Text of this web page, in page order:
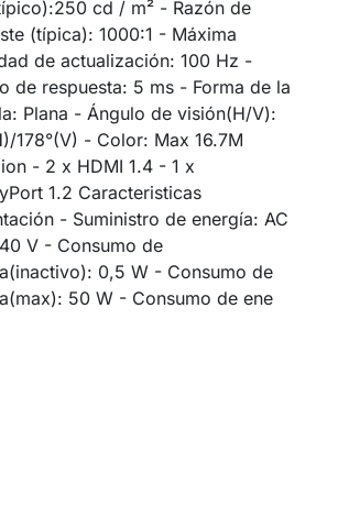
cd / m² - Razón de
(típica): 1000:1 - Máxima
de actualización: 100 Hz -
de respuesta: 5 ms - Forma de la
Plana - Ángulo de visión(H/V):
178°(V) - Color: Max 16.7M
- 2 x HDMI 1.4 - 1 x
1.2 Caracteristicas
- Suministro de energía: AC
V - Consumo de
0,5 W - Consumo de
50 W - Consumo de ene